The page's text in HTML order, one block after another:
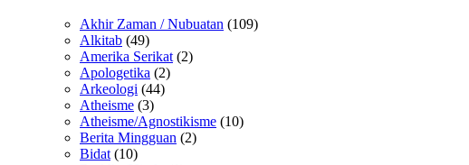
Akhir Zaman / Nubuatan (109)
Alkitab (49)
Amerika Serikat(2)
Apologetika (2)
Arkeologi (44)
Atheisme (3)
Atheisme/Agnostikisme (10)
Berita Mingguan (2)
Bidat(10)